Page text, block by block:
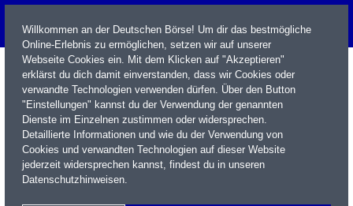
Name / WKN / ISIN / Kürzel
Willkommen an der Deutschen Börse! Um dir das bestmögliche
Online-Erlebnis zu ermöglichen, setzen wir auf unserer
Webseite Cookies ein. Mit dem Klicken auf "Akzeptieren"
erklärst du dich damit einverstanden, dass wir Cookies oder
verwandte Technologien verwenden dürfen. Über den Button
"Einstellungen" kannst du der Verwendung der genannten
Dienste im Einzelnen zustimmen oder widersprechen.
Detaillierte Informationen und wie du der Verwendung von
Cookies und verwandten Technologien auf dieser Website
jederzeit widersprechen kannst, findest du in unseren
Datenschutzhinweisen.